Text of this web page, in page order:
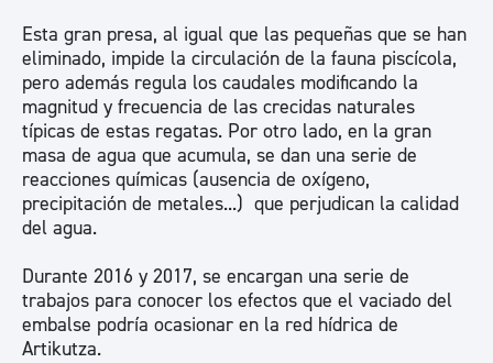
Esta gran presa, al igual que las pequeñas que se han
eliminado, impide la circulación de la fauna piscícola,
pero además regula los caudales modificando la
magnitud y frecuencia de las crecidas naturales
típicas de estas regatas. Por otro lado, en la gran
masa de agua que acumula, se dan una serie de
reacciones químicas (ausencia de oxígeno,
precipitación de metales...) que perjudican la calidad
del agua.
Durante 2016 y 2017, se encargan una serie de
trabajos para conocer los efectos que el vaciado del
embalse podría ocasionar en la red hídrica de
Artikutza.